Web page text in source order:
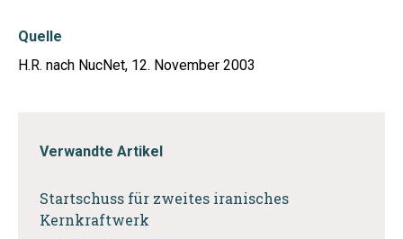
Quelle
H.R. nach NucNet, 12. November 2003
Verwandte Artikel
Startschuss für zweites iranisches
Kernkraftwerk